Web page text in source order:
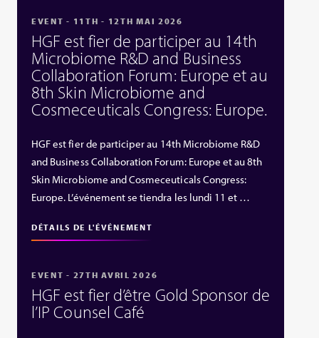
EVENT - 11TH - 12TH MAI 2026
HGF est fier de participer au 14th
Microbiome R&D and Business
Collaboration Forum: Europe et au
8th Skin Microbiome and
Cosmeceuticals Congress: Europe.
HGF est fier de participer au 14th Microbiome R&D
and Business Collaboration Forum: Europe et au 8th
Skin Microbiome and Cosmeceuticals Congress:
Europe. L’événement se tiendra les lundi 11 et …
DÉTAILS DE L'ÉVÉNEMENT
EVENT - 27TH AVRIL 2026
HGF est fier d’être Gold Sponsor de
l’IP Counsel Café